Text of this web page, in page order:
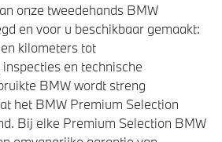
onze tweedehands BMW
en voor u beschikbaar gemaakt:
kilometers tot
en technische
BMW wordt streng
het BMW Premium Selection
Bij elke Premium Selection BMW